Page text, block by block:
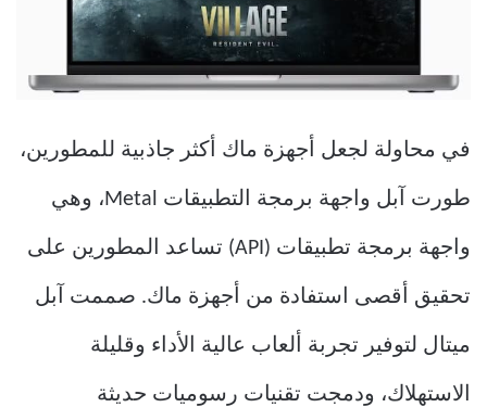
في محاولة لجعل أجهزة ماك أكثر جاذبية للمطورين،
طورت آبل واجهة برمجة التطبيقات Metal، وهي
واجهة برمجة تطبيقات (API) تساعد المطورين على
تحقيق أقصى استفادة من أجهزة ماك. صممت آبل
ميتال لتوفير تجربة ألعاب عالية الأداء وقليلة
الاستهلاك، ودمجت تقنيات رسوميات حديثة